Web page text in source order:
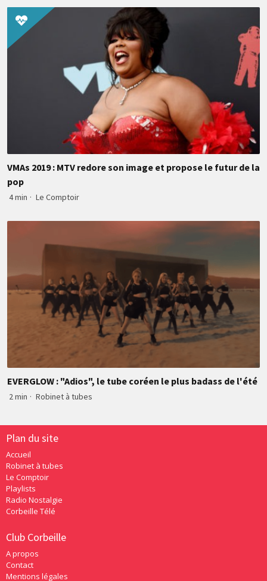
VMAs 2019 : MTV redore son image et propose le futur de la
pop
4 min · Le Comptoir
EVERGLOW : "Adios", le tube coréen le plus badass de l'été
2 min · Robinet à tubes
Plan du site
Accueil
Robinet à tubes
Le Comptoir
Playlists
Radio Nostalgie
Corbeille Télé
Club Corbeille
A propos
Contact
Mentions légales